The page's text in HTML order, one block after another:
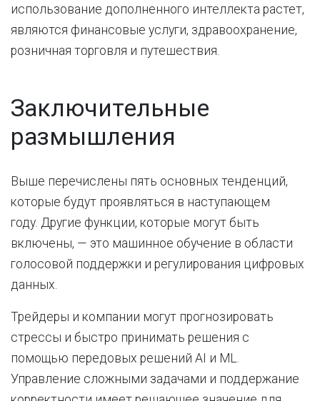
использование дополненного интеллекта растет,
являются финансовые услуги, здравоохранение,
розничная торговля и путешествия.
Заключительные
размышления
Выше перечислены пять основных тенденций,
которые будут проявляться в наступающем
году. Другие функции, которые могут быть
включены, — это машинное обучение в области
голосовой поддержки и регулирования цифровых
данных.
Трейдеры и компании могут прогнозировать
стрессы и быстро принимать решения с
помощью передовых решений AI и ML.
Управление сложными задачами и поддержание